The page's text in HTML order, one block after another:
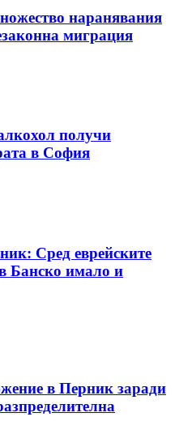
наранявания
миграция
получи
в София
Сред еврейските
Банско имало и
в Перник заради